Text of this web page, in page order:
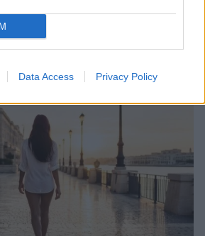
Data Access Privacy Policy
perfette con il metodo gym lips